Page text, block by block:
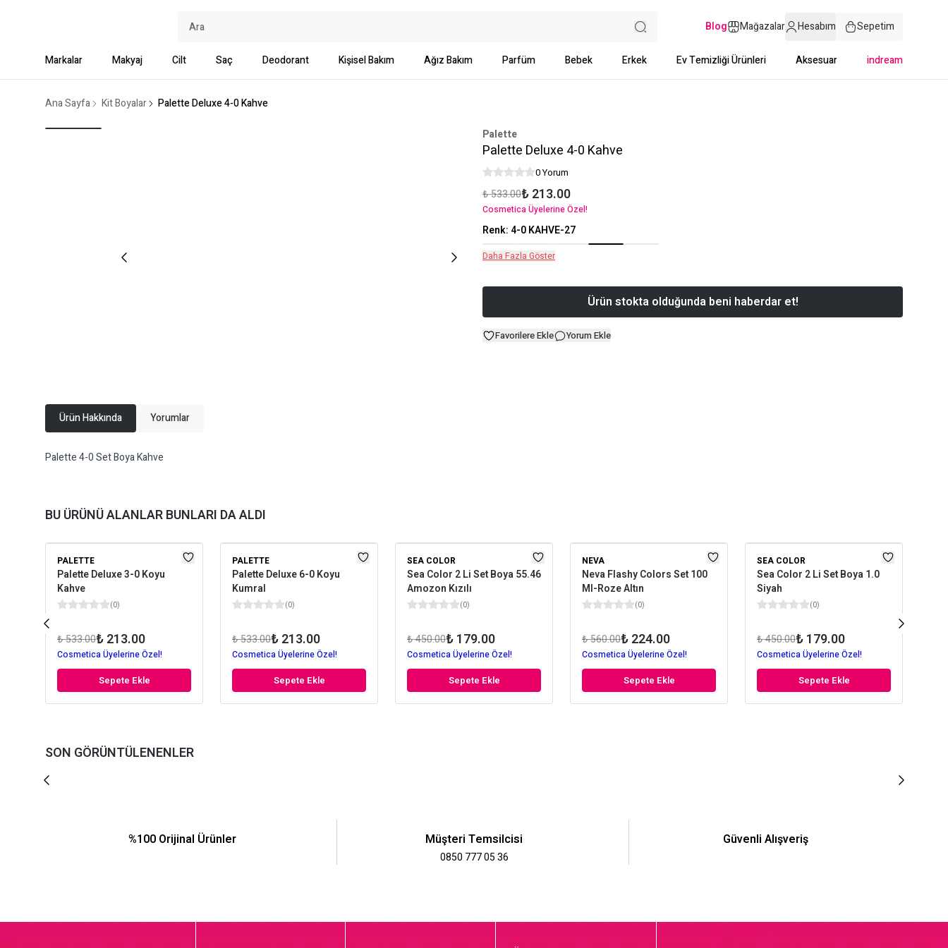
Blog Mağazalar Hesabım Sepetim
Markalar Makyaj Cilt Saç Deodorant Kişisel Bakım Ağız Bakım Parfüm Bebek Erkek Ev Temizliği Ürünleri Aksesuar indream
Ana Sayfa Kit Boyalar Palette Deluxe 4-0 Kahve
Palette
Palette Deluxe 4-0 Kahve
0 Yorum
₺ 533.00₺ 213.00
Cosmetica Üyelerine Özel!
Renk: 4-0 KAHVE-27
Daha Fazla Göster
Ürün stokta olduğunda beni haberdar et!
Favorilere Ekle Yorum Ekle
Ürün Hakkında Yorumlar
Palette 4-0 Set Boya Kahve
BU ÜRÜNÜ ALANLAR BUNLARI DA ALDI
PALETTE
Palette Deluxe 3-0 Koyu
Kahve
(0)
₺ 533.00₺ 213.00
Cosmetica Üyelerine Özel!
Sepete Ekle
PALETTE
Palette Deluxe 6-0 Koyu
Kumral
(0)
₺ 533.00₺ 213.00
Cosmetica Üyelerine Özel!
Sepete Ekle
SEA COLOR
Sea Color 2 Li Set Boya 55.46
Amozon Kızılı
(0)
₺ 450.00₺ 179.00
Cosmetica Üyelerine Özel!
Sepete Ekle
NEVA
Neva Flashy Colors Set 100
Ml-Roze Altın
(0)
₺ 560.00₺ 224.00
Cosmetica Üyelerine Özel!
Sepete Ekle
SEA COLOR
Sea Color 2 Li Set Boya 1.0
Siyah
(0)
₺ 450.00₺ 179.00
Cosmetica Üyelerine Özel!
Sepete Ekle
SON GÖRÜNTÜLENENLER
%100 Orijinal Ürünler Müşteri Temsilcisi
0850 777 05 36
Güvenli Alışveriş